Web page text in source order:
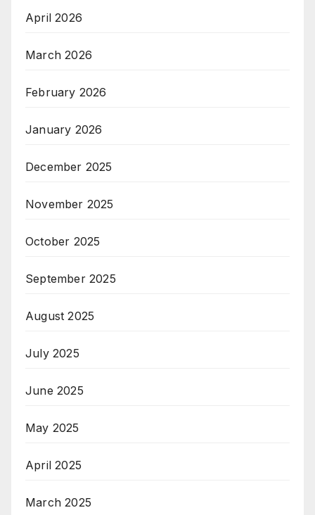
April 2026
March 2026
February 2026
January 2026
December 2025
November 2025
October 2025
September 2025
August 2025
July 2025
June 2025
May 2025
April 2025
March 2025